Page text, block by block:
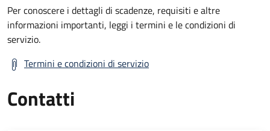
Per conoscere i dettagli di scadenze, requisiti e altre
informazioni importanti, leggi i termini e le condizioni di
servizio.
Termini e condizioni di servizio
Contatti